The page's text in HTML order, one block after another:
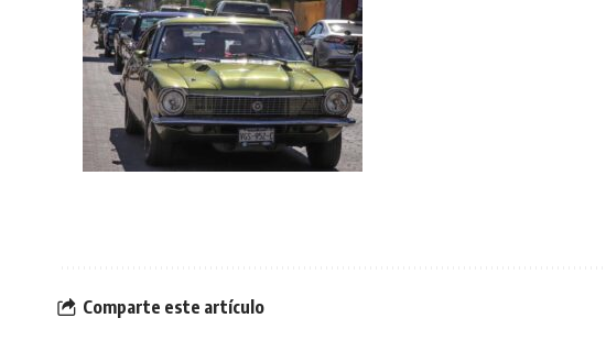
Comparte este artículo